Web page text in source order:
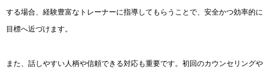
する場合、経験豊富なトレーナーに指導してもらうことで、安全かつ効率的に
目標へ近づけます。
また、話しやすい人柄や信頼できる対応も重要です。初回のカウンセリングや